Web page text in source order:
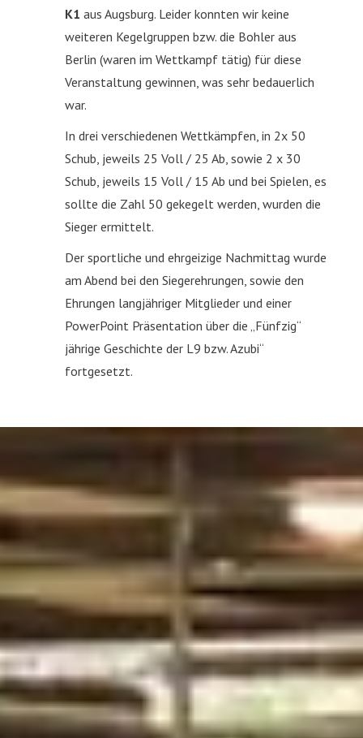
K1 aus Augsburg. Leider konnten wir keine
weiteren Kegelgruppen bzw. die Bohler aus
Berlin (waren im Wettkampf tätig) für diese
Veranstaltung gewinnen, was sehr bedauerlich
war.
In drei verschiedenen Wettkämpfen, in 2x 50
Schub, jeweils 25 Voll / 25 Ab, sowie 2 x 30
Schub, jeweils 15 Voll / 15 Ab und bei Spielen, es
sollte die Zahl 50 gekegelt werden, wurden die
Sieger ermittelt.
Der sportliche und ehrgeizige Nachmittag wurde
am Abend bei den Siegerehrungen, sowie den
Ehrungen langjähriger Mitglieder und einer
PowerPoint Präsentation über die „Fünfzig“
jährige Geschichte der L9 bzw. Azubi“
fortgesetzt.